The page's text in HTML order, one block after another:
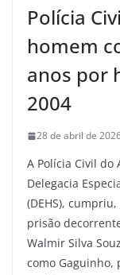
Polícia
homem
anos por
2004
28 de abril de
A Polícia Civil do
Delegacia
(DEHS),
prisão
Walmir Silva
como Gaguinho,